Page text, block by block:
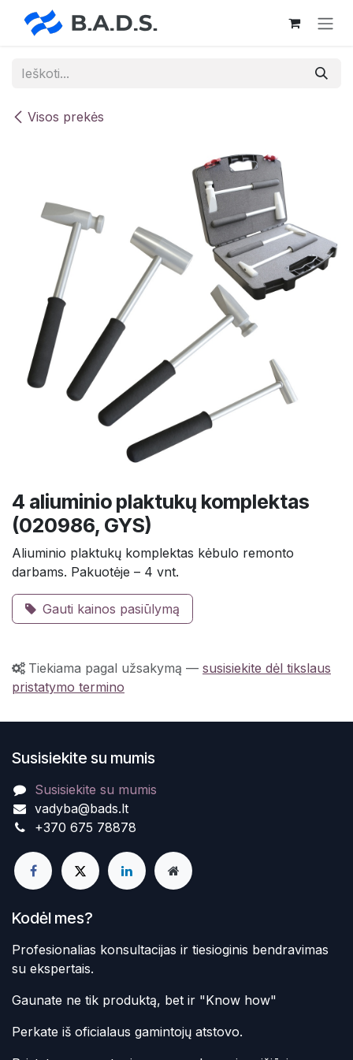
Skip to Content
Visos prekės
4 aliuminio plaktukų komplektas
(020986, GYS)
Aliuminio plaktukų komplektas kėbulo remonto
darbams. Pakuotėje – 4 vnt.
Gauti kainos pasiūlymą
Tiekiama pagal užsakymą — susisiekite dėl tikslaus
pristatymo termino
Susisiekite su mumis
Susisiekite su mumis
vadyba@bads.lt
+370 675 78878
Kodėl mes?
Profesionalias konsultacijas ir tiesioginis bendravimas
su ekspertais.
Gaunate ne tik produktą, bet ir "Know how"
Perkate iš oficialaus gamintojų atstovo.